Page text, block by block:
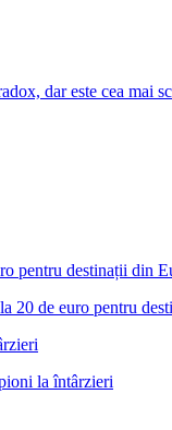
dar este cea mai
20 de euro pentru
la întârzieri